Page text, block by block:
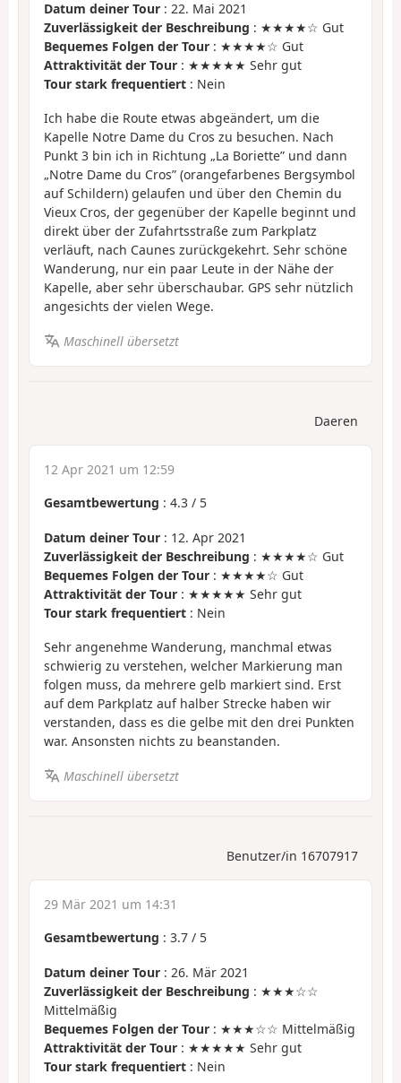
Datum deiner Tour : 22. Mai 2021
Zuverlässigkeit der Beschreibung : ★★★★☆ Gut
Bequemes Folgen der Tour : ★★★★☆ Gut
Attraktivität der Tour : ★★★★★ Sehr gut
Tour stark frequentiert : Nein
Ich habe die Route etwas abgeändert, um die
Kapelle Notre Dame du Cros zu besuchen. Nach
Punkt 3 bin ich in Richtung „La Boriette” und dann
„Notre Dame du Cros” (orangefarbenes Bergsymbol
auf Schildern) gelaufen und über den Chemin du
Vieux Cros, der gegenüber der Kapelle beginnt und
direkt über der Zufahrtsstraße zum Parkplatz
verläuft, nach Caunes zurückgekehrt. Sehr schöne
Wanderung, nur ein paar Leute in der Nähe der
Kapelle, aber sehr überschaubar. GPS sehr nützlich
angesichts der vielen Wege.
Maschinell übersetzt
Daeren
12 Apr 2021 um 12:59
Gesamtbewertung : 4.3 / 5
Datum deiner Tour : 12. Apr 2021
Zuverlässigkeit der Beschreibung : ★★★★☆ Gut
Bequemes Folgen der Tour : ★★★★☆ Gut
Attraktivität der Tour : ★★★★★ Sehr gut
Tour stark frequentiert : Nein
Sehr angenehme Wanderung, manchmal etwas
schwierig zu verstehen, welcher Markierung man
folgen muss, da mehrere gelb markiert sind. Erst
auf dem Parkplatz auf halber Strecke haben wir
verstanden, dass es die gelbe mit den drei Punkten
war. Ansonsten nichts zu beanstanden.
Maschinell übersetzt
Benutzer/in 16707917
29 Mär 2021 um 14:31
Gesamtbewertung : 3.7 / 5
Datum deiner Tour : 26. Mär 2021
Zuverlässigkeit der Beschreibung : ★★★☆☆
Mittelmäßig
Bequemes Folgen der Tour : ★★★☆☆ Mittelmäßig
Attraktivität der Tour : ★★★★★ Sehr gut
Tour stark frequentiert : Nein